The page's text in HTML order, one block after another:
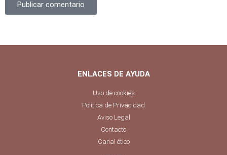
Publicar comentario
ENLACES DE AYUDA
Uso de cookies
Política de Privacidad
Aviso Legal
Contacto
Canal ético